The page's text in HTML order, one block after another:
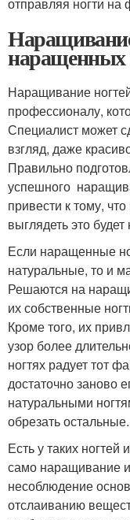
наращенных
Наращивание
профессионалу,
Специалист может
взгляд, даже
Правильно
успешного
привести к тому,
выглядеть это
Если наращенные
натуральные, то и
Решаются на
их собственные
Кроме того, их
узор более
ногтях радует тот
достаточно заново
натуральными
обрезать остальные.
Есть у таких
само наращивание
несоблюдение
отслаиванию